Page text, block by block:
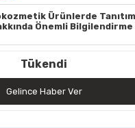
Ürünlerde Tanıtım
Önemli Bilgilendirme
Tükendi
Gelince Haber Ver